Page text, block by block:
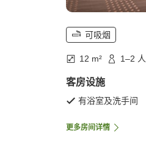
可吸烟
12 m² 1–2 人
客房设施
有浴室及洗手间
更多房间详情